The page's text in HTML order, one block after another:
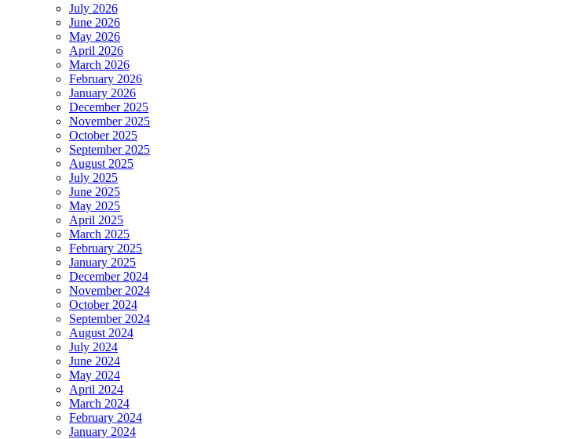
July 2026
June 2026
May 2026
April 2026
March 2026
February 2026
January 2026
December 2025
November 2025
October 2025
September 2025
August 2025
July 2025
June 2025
May 2025
April 2025
March 2025
February 2025
January 2025
December 2024
November 2024
October 2024
September 2024
August 2024
July 2024
June 2024
May 2024
April 2024
March 2024
February 2024
January 2024